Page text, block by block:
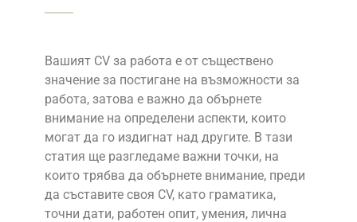
Вашият CV за работа е от съществено
значение за постигане на възможности за
работа, затова е важно да обърнете
внимание на определени аспекти, които
могат да го издигнат над другите. В тази
статия ще разгледаме важни точки, на
които трябва да обърнете внимание, преди
да съставите своя CV, като граматика,
точни дати, работен опит, умения, лична